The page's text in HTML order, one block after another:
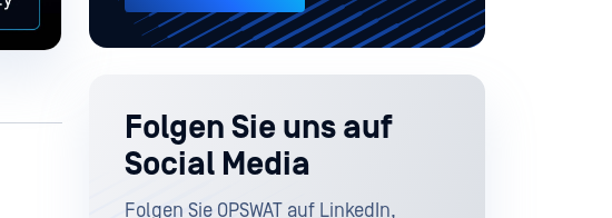
Folgen Sie uns auf
Social Media
Folgen Sie OPSWAT auf LinkedIn,